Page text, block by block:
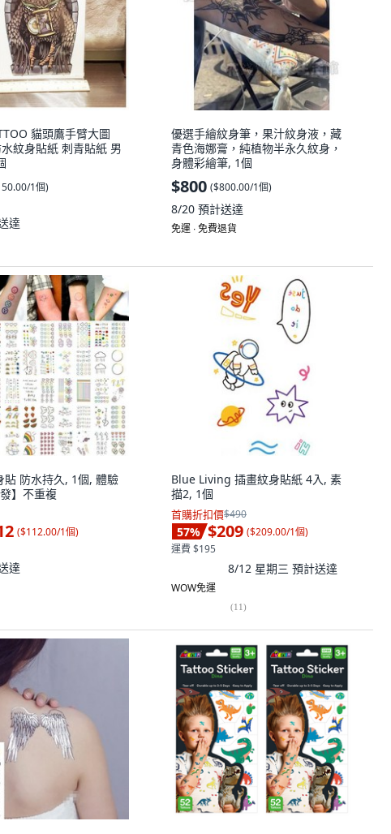
貓頭鷹手臂大圖
紋身貼紙 刺青貼紙 男
1個)
達
優選手繪紋身筆，果汁紋身液，藏
青色海娜膏，純植物半永久紋身，
身體彩繪筆, 1個
$800 ($800.00/1個)
8/20 預計送達
免運 ∙ 免費退貨
貼 防水持久, 1個, 體驗
發】不重複
($112.00/1個)
達
Blue Living 插畫紋身貼紙 4入, 素
描2, 1個
首購折扣價$490
57% $209 ($209.00/1個)
運費 $195
8/12 星期三 預計送達
WOW免運
(11)